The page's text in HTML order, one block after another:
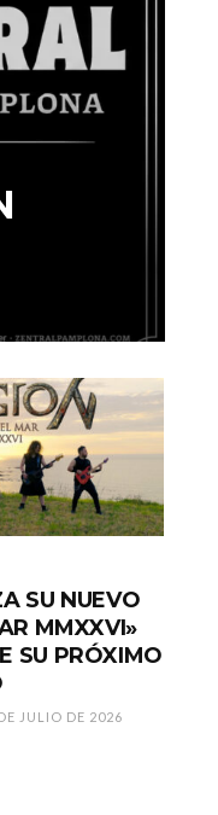
SU NUEVO
MMXXVI»
SU PRÓXIMO
JULIO DE 2026